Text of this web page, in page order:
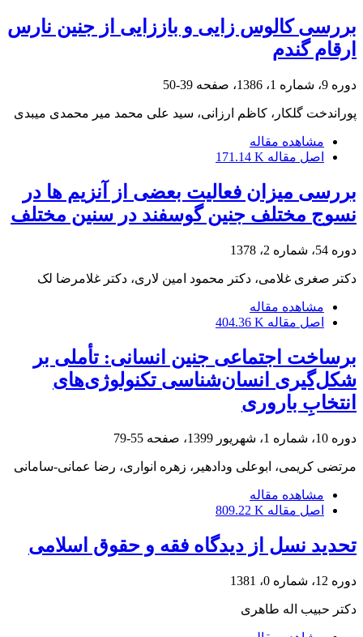
بررسی کالوس زایی و باززایی از جنین نارس
ارقام گندم
دوره 9، شماره 1، 1386، صفحه 39-50
پوراندخت گلکار، کاظم ارزانی، سید علی محمد میر محمدی میبدی
مشاهده مقاله
اصل مقاله 171.14 K
بررسی میزان فعالیت بعضی از آنزیم ها در
نسوج مختلف جنین گوسفند در سنین مختلف
دوره 54، شماره 2، 1378
دکتر صغری غلامی، دکتر محمود امین لاری، دکتر غلامرضا لک
مشاهده مقاله
اصل مقاله 404.36 K
برساخت اجتماعی جنین انسانی: تأملی بر
شکل‌گیری انسان‌شناسی تکنولوژی‌های
انتخابِ باروری
دوره 10، شماره 1، شهریور 1399، صفحه 55-79
مرتضی کریمی، ابوعلی ودادهیر، زهره انواری، رضا عمانی-سامانی
مشاهده مقاله
اصل مقاله 809.22 K
تحدید نسل از دیدگاه فقه و حقوق اسلامی
دوره 12، شماره 0، 1381
دکتر حبیب اله طاهری